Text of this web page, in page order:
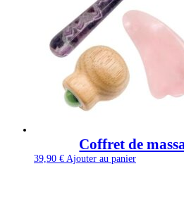
Coffret de
39,90 € Ajouter au panier